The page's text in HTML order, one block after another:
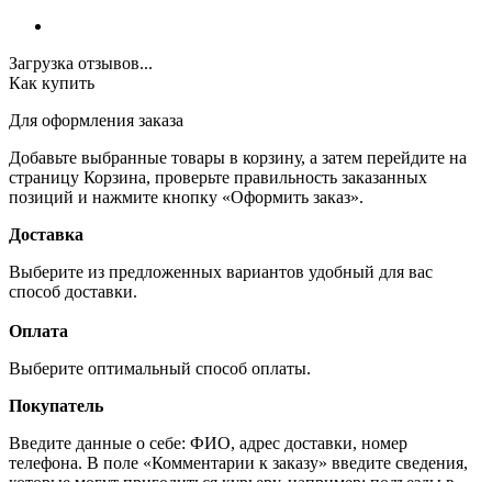
Загрузка отзывов...
Как купить
Для оформления заказа
Добавьте выбранные товары в корзину, а затем перейдите на
страницу Корзина, проверьте правильность заказанных
позиций и нажмите кнопку «Оформить заказ».
Доставка
Выберите из предложенных вариантов удобный для вас
способ доставки.
Оплата
Выберите оптимальный способ оплаты.
Покупатель
Введите данные о себе: ФИО, адрес доставки, номер
телефона. В поле «Комментарии к заказу» введите сведения,